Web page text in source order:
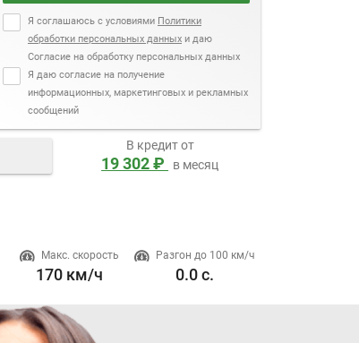
Я соглашаюсь с условиями Политики
обработки персональных данных и даю
Согласие на обработку персональных данных
Я даю согласие на получение
информационных, маркетинговых и рекламных
сообщений
В кредит от
19 302 ₽ в месяц
Макс. скорость
170 км/ч
Разгон до 100 км/ч
0.0 с.